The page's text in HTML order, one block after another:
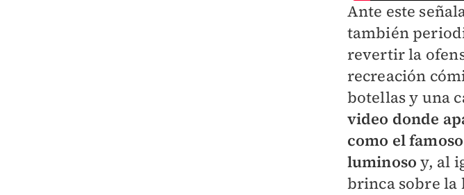
​Ante este
también
revertir la
recreación
botellas y una
video donde
como el
luminosoy, al
brinca sobre la